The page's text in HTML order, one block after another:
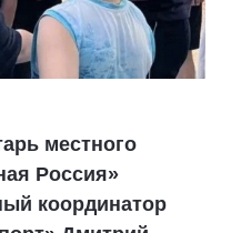
местного
Россия»
координатор